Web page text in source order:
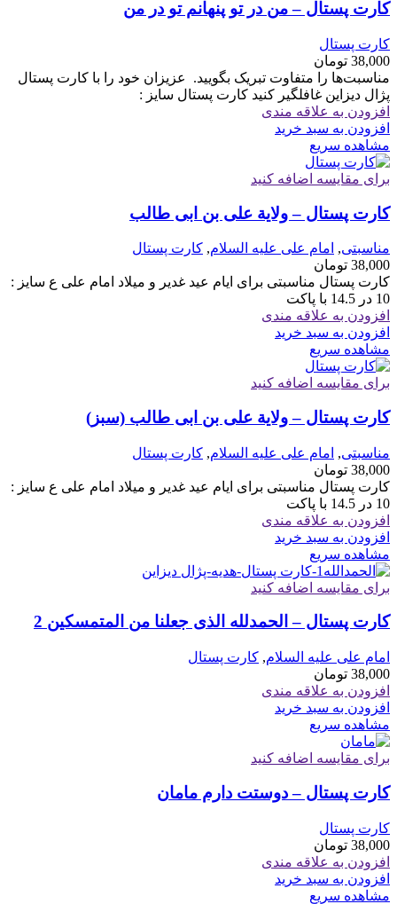
کارت پستال – من در تو پنهانم تو در من
کارت پستال
38,000 تومان
مناسبت‌ها را متفاوت تبریک بگویید. ‏ ‏عزیزان خود را با کارت پستال
پژال دیزاین غافلگیر کنید کارت پستال سایز :
افزودن به علاقه مندی
افزودن به سبد خرید
مشاهده سریع
برای مقایسه اضافه کنید
کارت پستال – ولایة علی بن ابی طالب
مناسبتی, امام علی علیه السلام, کارت پستال
38,000 تومان
کارت پستال مناسبتی برای ایام عید غدیر و میلاد امام علی ع سایز :
10 در 14.5 با پاکت
افزودن به علاقه مندی
افزودن به سبد خرید
مشاهده سریع
برای مقایسه اضافه کنید
کارت پستال – ولایة علی بن ابی طالب (سبز)
مناسبتی, امام علی علیه السلام, کارت پستال
38,000 تومان
کارت پستال مناسبتی برای ایام عید غدیر و میلاد امام علی ع سایز :
10 در 14.5 با پاکت
افزودن به علاقه مندی
افزودن به سبد خرید
مشاهده سریع
برای مقایسه اضافه کنید
کارت پستال – الحمدلله الذی جعلنا من المتمسکین 2
امام علی علیه السلام, کارت پستال
38,000 تومان
افزودن به علاقه مندی
افزودن به سبد خرید
مشاهده سریع
برای مقایسه اضافه کنید
کارت پستال – دوستت دارم مامان
کارت پستال
38,000 تومان
افزودن به علاقه مندی
افزودن به سبد خرید
مشاهده سریع